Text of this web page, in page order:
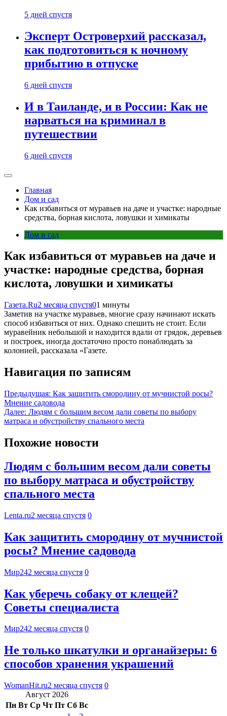
5 дней спустя
Эксперт Островерхий рассказал,
как подготовиться к ночному
прибытию в отпуске
6 дней спустя
И в Таиланде, и в России: Как не
нарваться на криминал в
путешествии
6 дней спустя
Главная
Дом и сад
Как избавиться от муравьев на даче и участке: народные
средства, борная кислота, ловушки и химикаты
Дом и сад
Как избавиться от муравьев на даче и
участке: народные средства, борная
кислота, ловушки и химикаты
Газета.Ru2 месяца спустя01 минуты
Заметив на участке муравьев, многие сразу начинают искать
способ избавиться от них. Однако спешить не стоит. Если
муравейник небольшой и находится вдали от грядок, деревьев
и построек, иногда достаточно просто понаблюдать за
колонией, рассказала «Газете.
Навигация по записям
Предыдущая: Как защитить смородину от мучнистой росы?
Мнение садовода
Далее: Людям с большим весом дали советы по выбору
матраса и обустройству спального места
Похожие новости
Людям с большим весом дали советы
по выбору матраса и обустройству
спального места
Lenta.ru2 месяца спустя 0
Как защитить смородину от мучнистой
росы? Мнение садовода
Мир242 месяца спустя 0
Как уберечь собаку от клещей?
Советы специалиста
Мир242 месяца спустя 0
Не только шкатулки и органайзеры: 6
способов хранения украшений
WomanHit.ru2 месяца спустя 0
Август 2026
Пн Вт Ср Чт Пт Сб Вс